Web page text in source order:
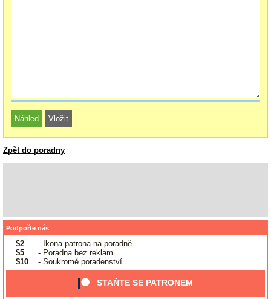
Zpět do poradny
Podpořte nás
$2
- Ikona patrona na poradně
$5
- Poradna bez reklam
$10
- Soukromé poradenství
STAŇTE SE PATRONEM